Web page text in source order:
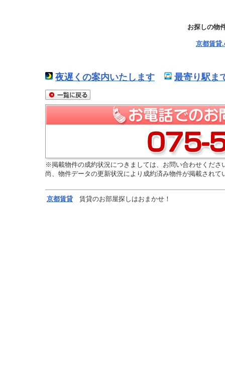
お探しの物
京都賃貸
夜遅くの案内いたします 最寄り駅ま
※掲載物件の成約状況につきましては、お問い合わせくださ
尚、物件データの更新状況により成約済み物件が掲載され
京都賃貸 賃貸のお部屋探しはおまかせ！